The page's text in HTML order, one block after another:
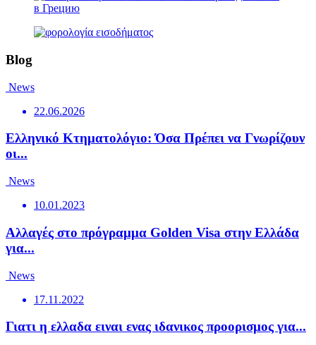
Blog
News
22.06.2026
Ελληνικό Κτηματολόγιο: Όσα Πρέπει να Γνωρίζουν
οι...
News
10.01.2023
Αλλαγές στο πρόγραμμα Golden Visa στην Ελλάδα
για...
News
17.11.2022
Γιατι η ελλαδα ειναι ενας ιδανικος προορισμος για...